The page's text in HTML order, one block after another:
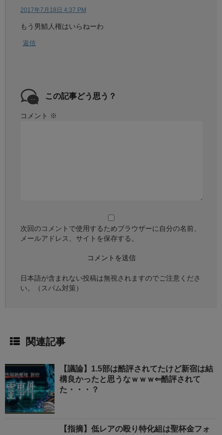
2017年7月18日 4:37 PM
もう男鯖人権はいらねーわ
返信
この記事どう思う？
コメント ※
次回のコメントで使用するためブラウザーに自分の名前、
メールアドレス、サイトを保存する。
日本語が含まれない投稿は無視されますのでご注意くださ
い。（スパム対策）
関連記事
【議論】1.5部は酷評されてたけど新宿は結
構良かったと思うなｗｗｗ⇐酷評されて
た・・・？
【指摘】低レアの殴り特化組は聖杯金フォ